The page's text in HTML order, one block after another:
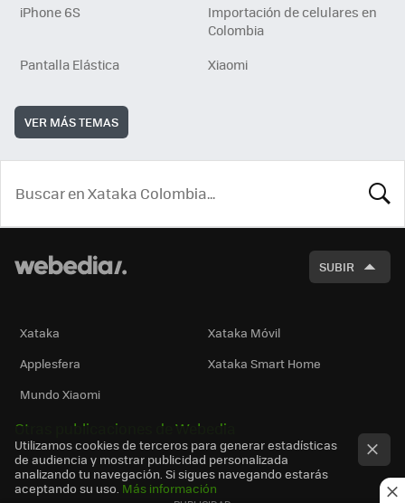
iPhone 6S
Importación de celulares en
Colombia
Pantalla Elástica
Xiaomi
VER MÁS TEMAS
SUBIR
Xataka
Xataka Móvil
Applesfera
Xataka Smart Home
Mundo Xiaomi
Otras publicaciones de Webedia
Utilizamos cookies de terceros para generar estadísticas
de audiencia y mostrar publicidad personalizada
analizando tu navegación. Si sigues navegando estarás
aceptando su uso. Más información